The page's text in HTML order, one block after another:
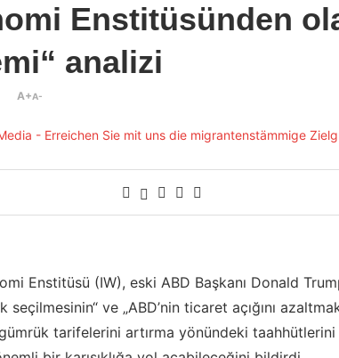
Enstitüsünden
analizi
A+A-
Enstitüsü (IW), eski ABD Başkanı Donald
seçilmesinin“ ve „ABD’nin ticaret açığını
tarifelerini artırma yönündeki taahhütlerini